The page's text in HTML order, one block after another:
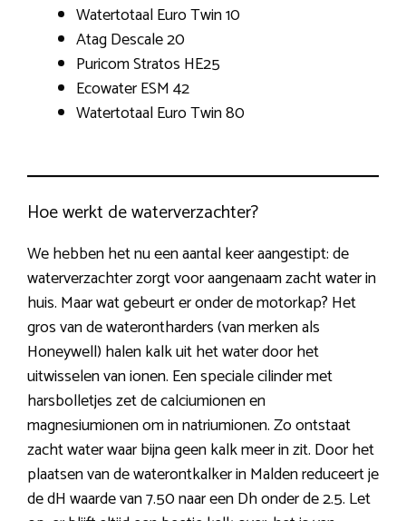
Watertotaal Euro Twin 10
Atag Descale 20
Puricom Stratos HE25
Ecowater ESM 42
Watertotaal Euro Twin 80
Hoe werkt de waterverzachter?
We hebben het nu een aantal keer aangestipt: de
waterverzachter zorgt voor aangenaam zacht water in
huis. Maar wat gebeurt er onder de motorkap? Het
gros van de waterontharders (van merken als
Honeywell) halen kalk uit het water door het
uitwisselen van ionen. Een speciale cilinder met
harsbolletjes zet de calciumionen en
magnesiumionen om in natriumionen. Zo ontstaat
zacht water waar bijna geen kalk meer in zit. Door het
plaatsen van de waterontkalker in Malden reduceert je
de dH waarde van 7.50 naar een Dh onder de 2.5. Let